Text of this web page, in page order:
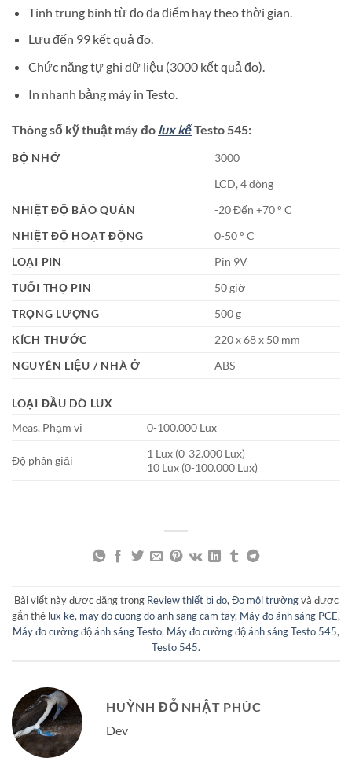
Tính trung bình từ đo đa điểm hay theo thời gian.
Lưu đến 99 kết quả đo.
Chức năng tự ghi dữ liệu (3000 kết quả đo).
In nhanh bằng máy in Testo.
Thông số kỹ thuật máy đo lux kếTesto 545:
BỘ NHỚ
3000
LCD, 4 dòng
NHIỆT ĐỘ BẢO QUẢN
-20 Đến +70 ° C
NHIỆT ĐỘ HOẠT ĐỘNG
0-50 ° C
LOẠI PIN
Pin 9V
TUỔI THỌ PIN
50 giờ
TRỌNG LƯỢNG
500 g
KÍCH THƯỚC
220 x 68 x 50 mm
NGUYÊN LIỆU / NHÀ Ở
ABS
LOẠI ĐẦU DÒ LUX
Meas. Phạm vi
0-100.000 Lux
Độ phân giải
1 Lux (0-32.000 Lux)
10 Lux (0-100.000 Lux)
Bài viết này được đăng trong Review thiết bị đo, Đo môi trườngvà được
gắn thẻ lux ke, may do cuong do anh sang cam tay, Máy đo ánh sáng PCE,
Máy đo cường độ ánh sáng Testo, Máy đo cường độ ánh sáng Testo 545,
Testo 545.
HUỲNH ĐỖ NHẬT PHÚC
Dev